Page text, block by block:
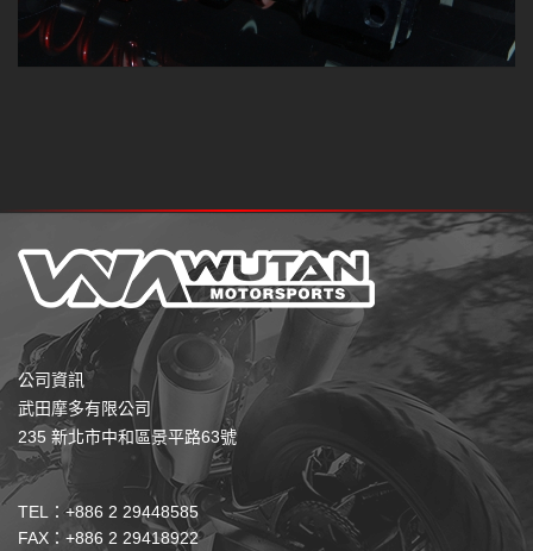
公司資訊
武田摩多有限公司
235 新北市中和區景平路63號
TEL：+886 2 29448585
FAX：+886 2 29418922